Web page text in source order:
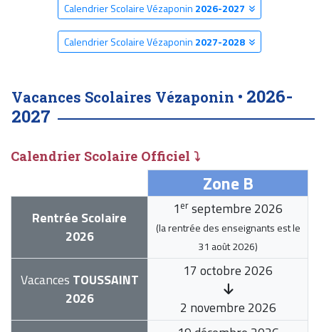
Calendrier Scolaire Vézaponin 2026-2027
Calendrier Scolaire Vézaponin 2027-2028
Vacances Scolaires Vézaponin • 2026-
2027
Calendrier Scolaire Officiel ⤵
Zone B
Rentrée Scolaire
2026
1 er septembre 2026
(la rentrée des enseignants est le
31 août 2026)
Vacances TOUSSAINT
2026
17 octobre 2026
2 novembre 2026